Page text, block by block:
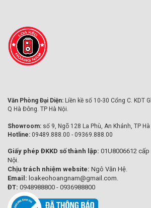
Văn Phòng Đại Diện: Liền kề số 10-30 Cổng C. KDT
Q Hà Đông. TP Hà Nội.
Showroom: số 9, Ngõ 128 La Phù, An Khánh, TP Hà
Hotline: 09489.888.00 - 09369.888.00
Giấy phép ĐKKD số thành lập: 01U8006612
Nội.
Chịu trách nhiệm website: Ngô Văn Hệ.
Email: loakeohoangnam@gmail.com.
ĐT: 0948988800 - 0936988800